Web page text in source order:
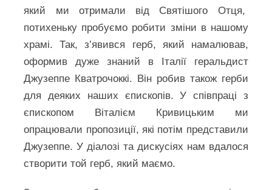
який ми отримали від Святішого Отця,
потихеньку пробуємо робити зміни в нашому
храмі. Так, з’явився герб, який намалював,
оформив дуже знаний в Італії геральдист
Джузеппе Кватрочоккі. Він робив також герби
для деяких наших єпископів. У співпраці з
єпископом Віталієм Кривицьким ми
опрацювали пропозиції, які потім представили
Джузеппе. У діалозі та дискусіях нам вдалося
створити той герб, який маємо.